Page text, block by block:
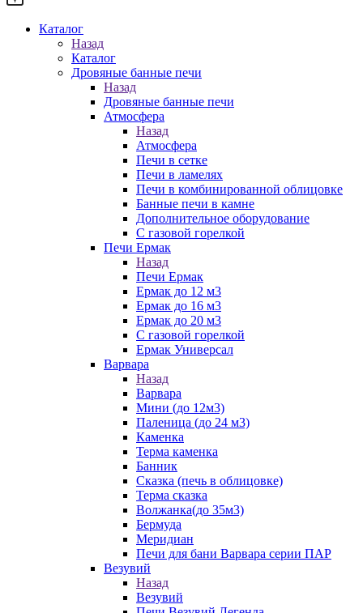
Каталог
Назад
Каталог
Дровяные банные печи
Назад
Дровяные банные печи
Атмосфера
Назад
Атмосфера
Печи в сетке
Печи в ламелях
Печи в комбинированной облицовке
Банные печи в камне
Дополнительное оборудование
С газовой горелкой
Печи Ермак
Назад
Печи Ермак
Ермак до 12 м3
Ермак до 16 м3
Ермак до 20 м3
С газовой горелкой
Ермак Универсал
Варвара
Назад
Варвара
Мини (до 12м3)
Паленица (до 24 м3)
Каменка
Терма каменка
Банник
Сказка (печь в облицовке)
Терма сказка
Волжанка(до 35м3)
Бермуда
Меридиан
Печи для бани Варвара серии ПАР
Везувий
Назад
Везувий